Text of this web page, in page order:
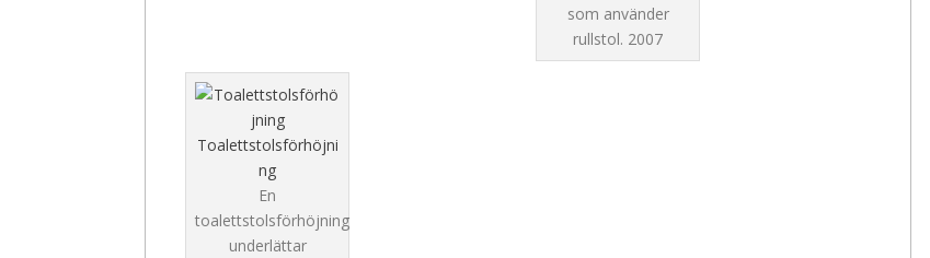
som använder
rullstol. 2007
Toalettstolsförhöjni
ng
En
toalettstolsförhöjning
underlättar